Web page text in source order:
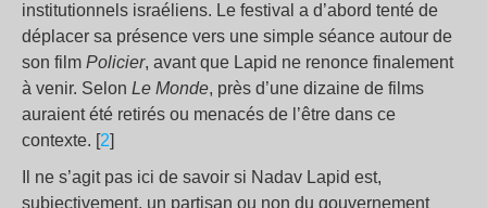
institutionnels israéliens. Le festival a d’abord tenté de
déplacer sa présence vers une simple séance autour de
son film Policier, avant que Lapid ne renonce finalement
à venir. Selon Le Monde, près d’une dizaine de films
auraient été retirés ou menacés de l’être dans ce
contexte. [2]
Il ne s’agit pas ici de savoir si Nadav Lapid est,
subjectivement, un partisan ou non du gouvernement